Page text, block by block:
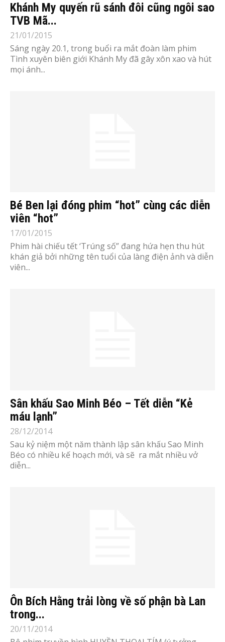
Khánh My quyến rũ sánh đôi cũng ngôi sao
TVB Mã...
21/01/2015
Sáng ngày 20.1, trong buổi ra mắt đoàn làm phim
Tình xuyên biên giới Khánh My đã gây xôn xao và hút
mọi ánh...
Bé Ben lại đóng phim “hot” cùng các diễn
viên “hot”
17/01/2015
Phim hài chiếu tết ‘Trúng số” đang hứa hẹn thu hút
khán giả bởi những tên tuổi của làng điện ảnh và diễn
viên...
Sân khấu Sao Minh Béo – Tết diễn “Kẻ
máu lạnh”
28/12/2014
Sau kỷ niệm một năm thành lập sân khấu Sao Minh
Béo có nhiều kế hoạch mới, và sẽ ra mắt nhiều vở
diễn...
Ôn Bích Hằng trải lòng về số phận bà Lan
trong...
20/11/2014